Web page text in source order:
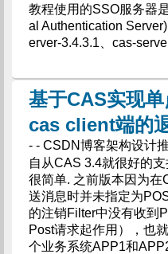
教程使用的SSO服务器
al Authentication
erver-3.4.3.1、cas-
基于CAS实现单
cas client端的
- - CSDN博客架构设计
自从CAS 3.4就很好的
很简单. 之前版本因为
送消息时并未指定为
的注销Filter中没有收到
Post请求起作用），也
个业务系统APP1和